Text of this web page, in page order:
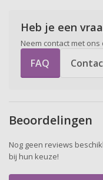
Heb je een
Neem contact met ons
FAQ
Beoordelingen
Nog geen reviews
bij hun keuze!